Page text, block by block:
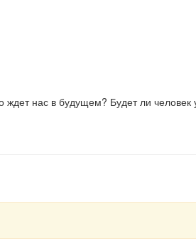
нас в будущем? Будет ли человек
погоде - последнему
4,6 млрд. лет, объясняются сложные